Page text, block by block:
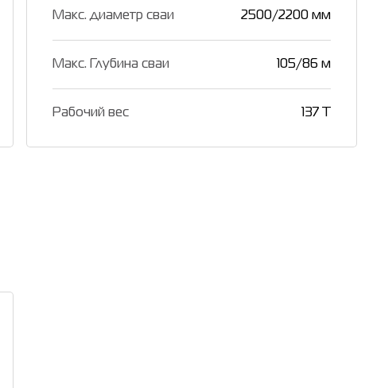
Макс. диаметр сваи 2500/2200 мм
Макс. Глубина сваи 105/86 м
Рабочий вес 137 T